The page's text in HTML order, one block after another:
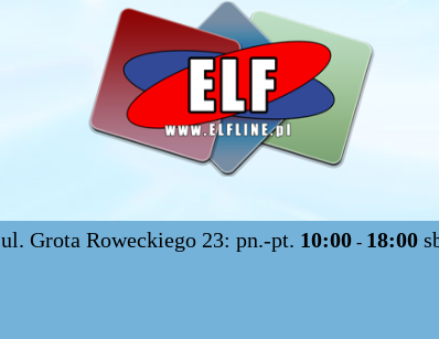
Grota Roweckiego 23: pn.-pt. 10:00 - 18:00